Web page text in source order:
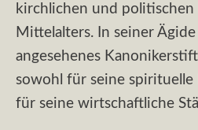
kirchlichen und politischen
Mittelalters. In seiner
angesehenes
sowohl für seine spirituelle
für seine wirtschaftliche